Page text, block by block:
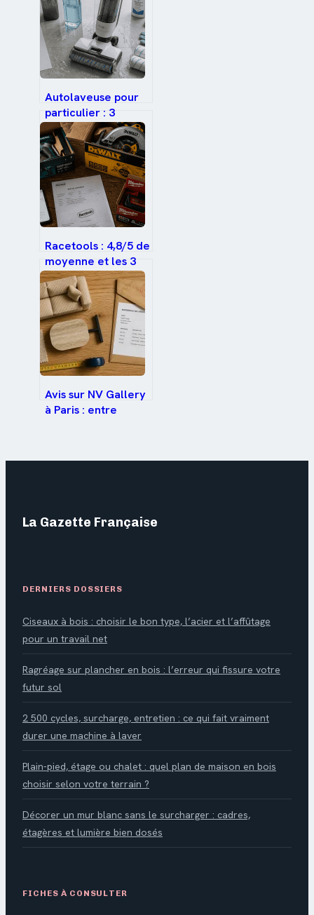
Autolaveuse pour
particulier : 3
critères pour
choisir votre
modèle idéal
Racetools : 4,8/5 de
moyenne et les 3
pièges à éviter
pour vos
commandes
Avis sur NV Gallery
à Paris : entre
La Gazette Française
DERNIERS DOSSIERS
Ciseaux à bois : choisir le bon type, l’acier et l’affûtage
pour un travail net
Ragréage sur plancher en bois : l’erreur qui fissure votre
futur sol
2 500 cycles, surcharge, entretien : ce qui fait vraiment
durer une machine à laver
Plain-pied, étage ou chalet : quel plan de maison en bois
choisir selon votre terrain ?
Décorer un mur blanc sans le surcharger : cadres,
étagères et lumière bien dosés
FICHES À CONSULTER